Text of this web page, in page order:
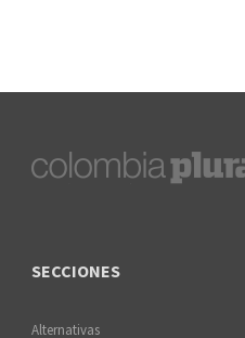
SECCIONES
Alternativas